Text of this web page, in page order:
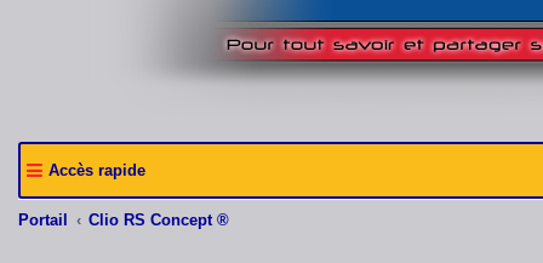
Accès rapide
Portail Clio RS Concept ®